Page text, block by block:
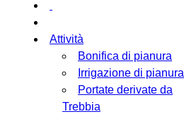
Attività
Bonifica di pianura
Irrigazione di pianura
Portate derivate da
Trebbia